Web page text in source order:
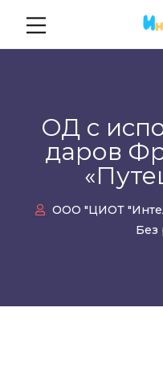
ОД с
даров
ООО "ЦИОТ
Без